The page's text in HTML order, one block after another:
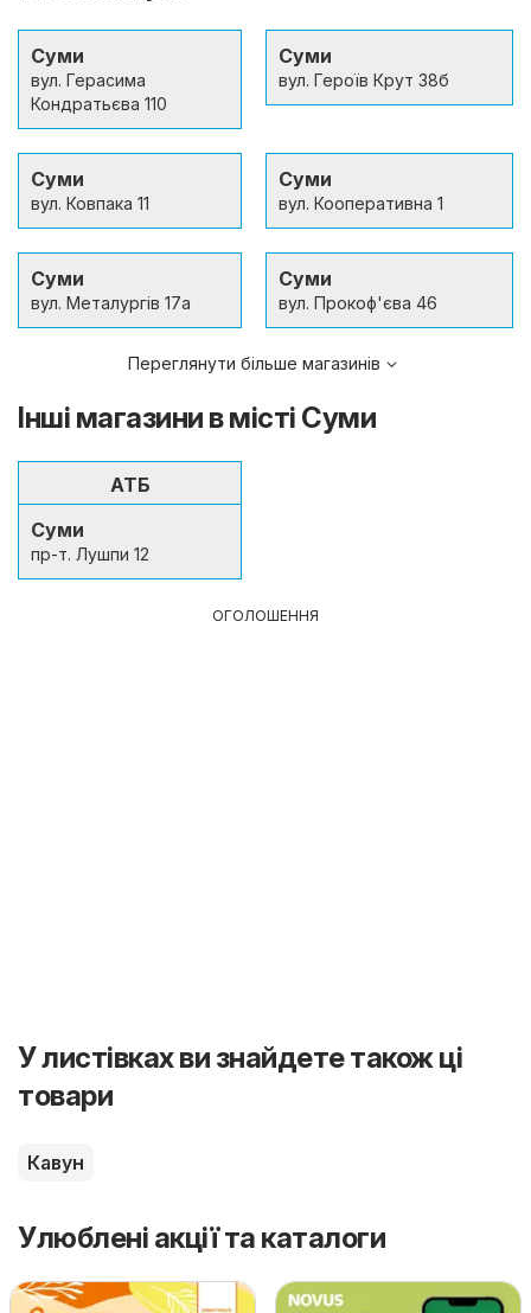
Суми
вул. Герасима
Кондратьєва 110
Суми
вул. Героїв Крут 38б
Суми
вул. Ковпака 11
Суми
вул. Кооперативна 1
Суми
вул. Металургів 17а
Суми
вул. Прокоф'єва 46
Переглянути більше магазинів
Інші магазини в місті Суми
АТБ
Суми
пр-т. Лушпи 12
ОГОЛОШЕННЯ
У листівках ви знайдете також ці
товари
Кавун
Улюблені акції та каталоги